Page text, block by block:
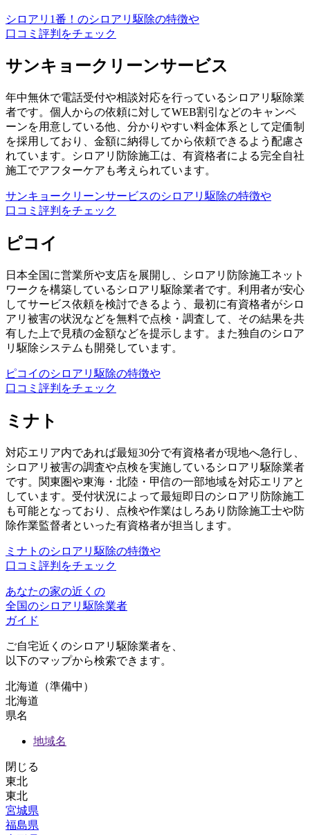
シロアリ1番！のシロアリ駆除の特徴や
口コミ評判をチェック
サンキョークリーンサービス
年中無休で電話受付や相談対応を行っているシロアリ駆除業
者です。個人からの依頼に対してWEB割引などのキャンペ
ーンを用意している他、分かりやすい料金体系として定価制
を採用しており、金額に納得してから依頼できるよう配慮さ
れています。シロアリ防除施工は、有資格者による完全自社
施工でアフターケアも考えられています。
サンキョークリーンサービスのシロアリ駆除の特徴や
口コミ評判をチェック
ピコイ
日本全国に営業所や支店を展開し、シロアリ防除施工ネット
ワークを構築しているシロアリ駆除業者です。利用者が安心
してサービス依頼を検討できるよう、最初に有資格者がシロ
アリ被害の状況などを無料で点検・調査して、その結果を共
有した上で見積の金額などを提示します。また独自のシロア
リ駆除システムも開発しています。
ピコイのシロアリ駆除の特徴や
口コミ評判をチェック
ミナト
対応エリア内であれば最短30分で有資格者が現地へ急行し、
シロアリ被害の調査や点検を実施しているシロアリ駆除業者
です。関東圏や東海・北陸・甲信の一部地域を対応エリアと
しています。受付状況によって最短即日のシロアリ防除施工
も可能となっており、点検や作業はしろあり防除施工士や防
除作業監督者といった有資格者が担当します。
ミナトのシロアリ駆除の特徴や
口コミ評判をチェック
あなたの家の近くの
全国のシロアリ駆除業者
ガイド
ご自宅近くのシロアリ駆除業者を、
以下のマップから検索できます。
北海道（準備中）
北海道
県名
地域名
閉じる
東北
東北
宮城県
福島県